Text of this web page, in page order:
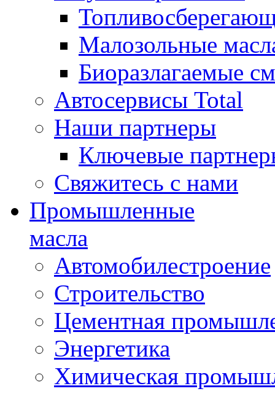
Малозольные
Биоразлагаемые
Автосервисы Total
Наши партнеры
Ключевые
Свяжитесь с нами
Промышленные
масла
Автомобилестроение
Строительство
Цементная
Энергетика
Химическая